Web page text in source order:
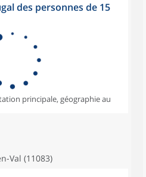
des personnes de 15
principale, géographie au
Val (11083)